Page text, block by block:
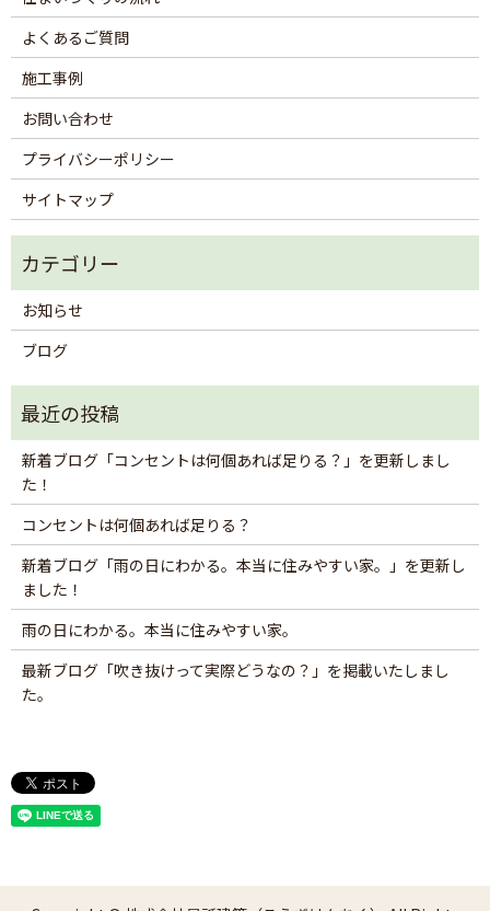
よくあるご質問
施工事例
お問い合わせ
プライバシーポリシー
サイトマップ
お知らせ
ブログ
新着ブログ「コンセントは何個あれば足りる？」を更新しまし
た！
コンセントは何個あれば足りる？
新着ブログ「雨の日にわかる。本当に住みやすい家。」を更新し
ました！
雨の日にわかる。本当に住みやすい家。
最新ブログ「吹き抜けって実際どうなの？」を掲載いたしまし
た。